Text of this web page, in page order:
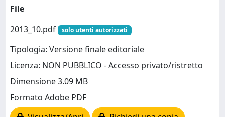
File
2013_10.pdf
solo utenti autorizzati
Tipologia: Versione finale editoriale
Licenza: NON PUBBLICO - Accesso privato/ristretto
Dimensione 3.09 MB
Formato Adobe PDF